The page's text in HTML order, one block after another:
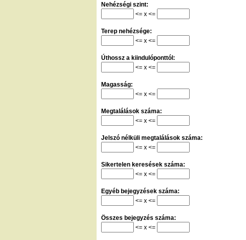
Nehézségi szint:
<= x <=
Terep nehézsége:
<= x <=
Úthossz a kiindulóponttól:
<= x <=
Magasság:
<= x <=
Megtalálások száma:
<= x <=
Jelszó nélküli megtalálások száma:
<= x <=
Sikertelen keresések száma:
<= x <=
Egyéb bejegyzések száma:
<= x <=
Összes bejegyzés száma:
<= x <=